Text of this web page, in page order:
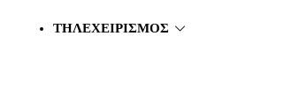
ΤΗΛΕΧΕΙΡΙΣΜΟΣ